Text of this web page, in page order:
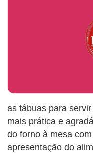
as tábuas para
mais prática e
do forno à mesa
apresentação do